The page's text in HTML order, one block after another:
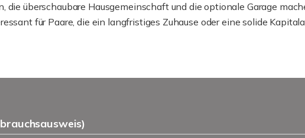
die überschaubare Hausgemeinschaft und die optionale Garage
für Paare, die ein langfristiges Zuhause oder eine solide